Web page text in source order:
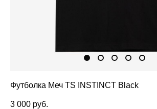
Футболка Меч TS INSTINCT Black
3 000 pуб.